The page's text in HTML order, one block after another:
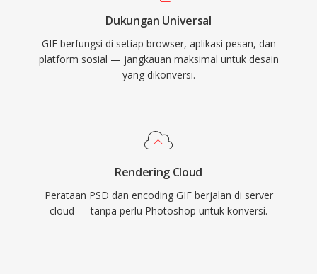
Dukungan Universal
GIF berfungsi di setiap browser, aplikasi pesan, dan
platform sosial — jangkauan maksimal untuk desain
yang dikonversi.
Rendering Cloud
Perataan PSD dan encoding GIF berjalan di server
cloud — tanpa perlu Photoshop untuk konversi.